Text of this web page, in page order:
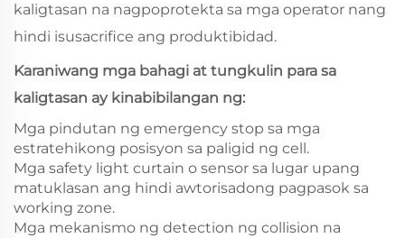
kaligtasan na nagpoprotekta sa mga operator nang
hindi isusacrifice ang produktibidad.
Karaniwang mga bahagi at tungkulin para sa
kaligtasan ay kinabibilangan ng:
Mga pindutan ng emergency stop sa mga
estratehikong posisyon sa paligid ng cell.
Mga safety light curtain o sensor sa lugar upang
matuklasan ang hindi awtorisadong pagpasok sa
working zone.
Mga mekanismo ng detection ng collision na